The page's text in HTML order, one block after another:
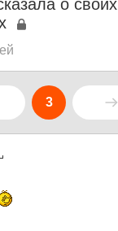
о своих
3